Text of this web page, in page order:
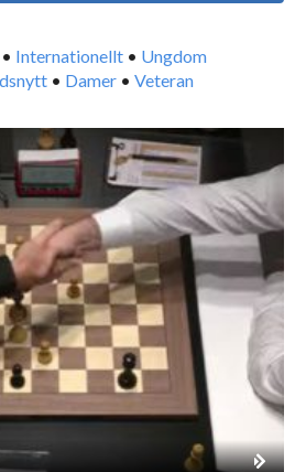
• Internationellt • Ungdom
• Damer • Veteran